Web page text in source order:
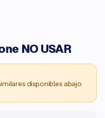
NO USAR
disponibles abajo